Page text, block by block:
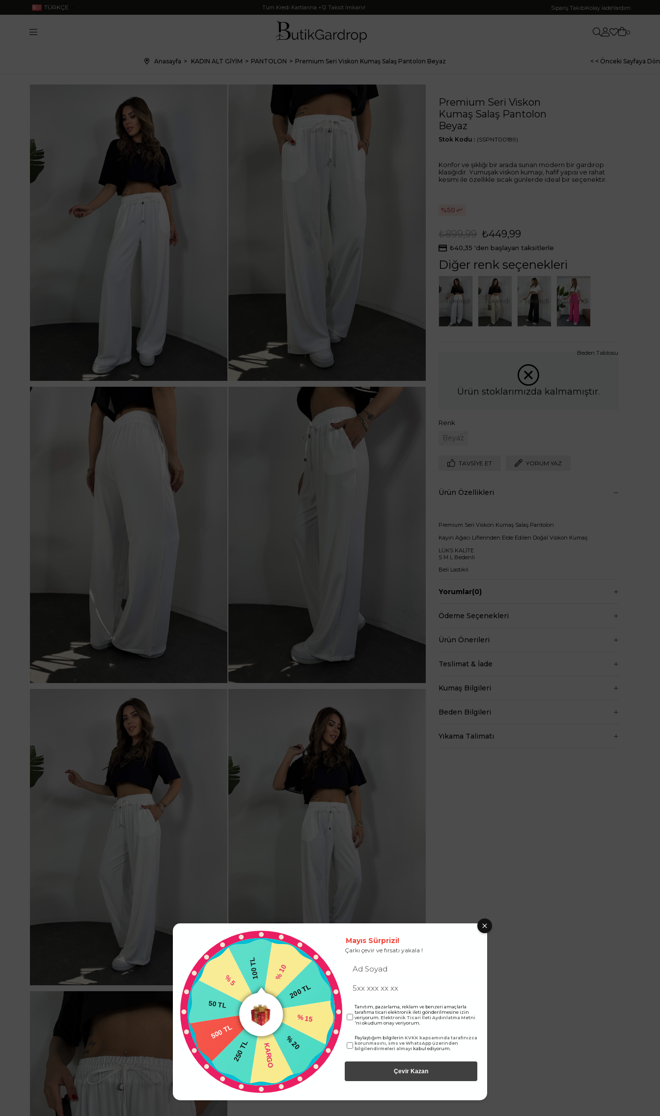
TÜRKÇE Tüm Kredi Kartlarına +12 Taksit İmkanı! Sipariş TakibiKolay İadeYardım
0
Anasayfa KADIN ALT GİYİM PANTOLON Premium Seri Viskon Kumaş Salaş Pantolon Beyaz < < Önceki Sayfaya Dön
Premium Seri Viskon
Kumaş Salaş Pantolon
Beyaz
(SSPNT00189)
Stok Kodu
Konfor ve şıklığı bir arada sunan modern bir gardırop
klasiğidir. Yumuşak viskon kumaşı, hafif yapısı ve rahat
kesimi ile özellikle sıcak günlerde ideal bir seçenektir.
50
₺899,99 ₺449,99
₺40,35 'den başlayan taksitlerle
Diğer renk seçenekleri
Tükendi Tükendi Tükendi Tükendi
Ürün stoklarımızda kalmamıştır.
Renk
Beyaz
Beden Tablosu
TAVSIYE ET YORUM YAZ
Ürün Özellikleri
Premium Seri Viskon Kumaş Salaş Pantolon
Kayın Ağacı Liflerinden Elde Edilen Doğal Viskon Kumaş
LÜKS KALİTE
S M L Bedenli
Beli Lastikli
Pantolon Boy: 100cm
+
Mankenimiz S beden giymiştir
Bel 66 cm
Kalça 90 cm
Boy 1.73 cm
Yorumlar(0)
Ödeme Seçenekleri
Ürün Önerileri
Teslimat & İade
Kumaş Bilgileri
Beden Bilgileri
Yıkama Talimatı
100 TL % 10
200 TL
% 15
% 20
KARGO
250 TL
500 TL
50 TL
% 5
Mayıs Sürprizi!
Çarkı çevir ve fırsatı yakala !
Tanıtım, pazarlama, reklam ve benzeri amaçlarla
tarafıma ticari elektronik ileti gönderilmesine izin
veriyorum. Elektronik Ticari İleti Aydınlatma Metni
'ni okudum onay veriyorum.
Paylaştığım bilgilerin KVKK kapsamında tarafınızca
korunmasını, sms ve WhatsApp üzerinden
bilgilendirmeleri almayı kabul ediyorum.
Çevir Kazan